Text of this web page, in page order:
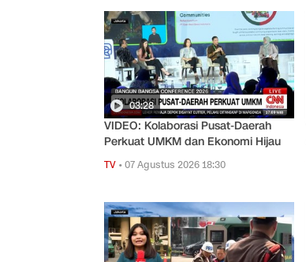
03:28
VIDEO: Kolaborasi Pusat-Daerah
Perkuat UMKM dan Ekonomi Hijau
TV •07 Agustus 2026 18:30